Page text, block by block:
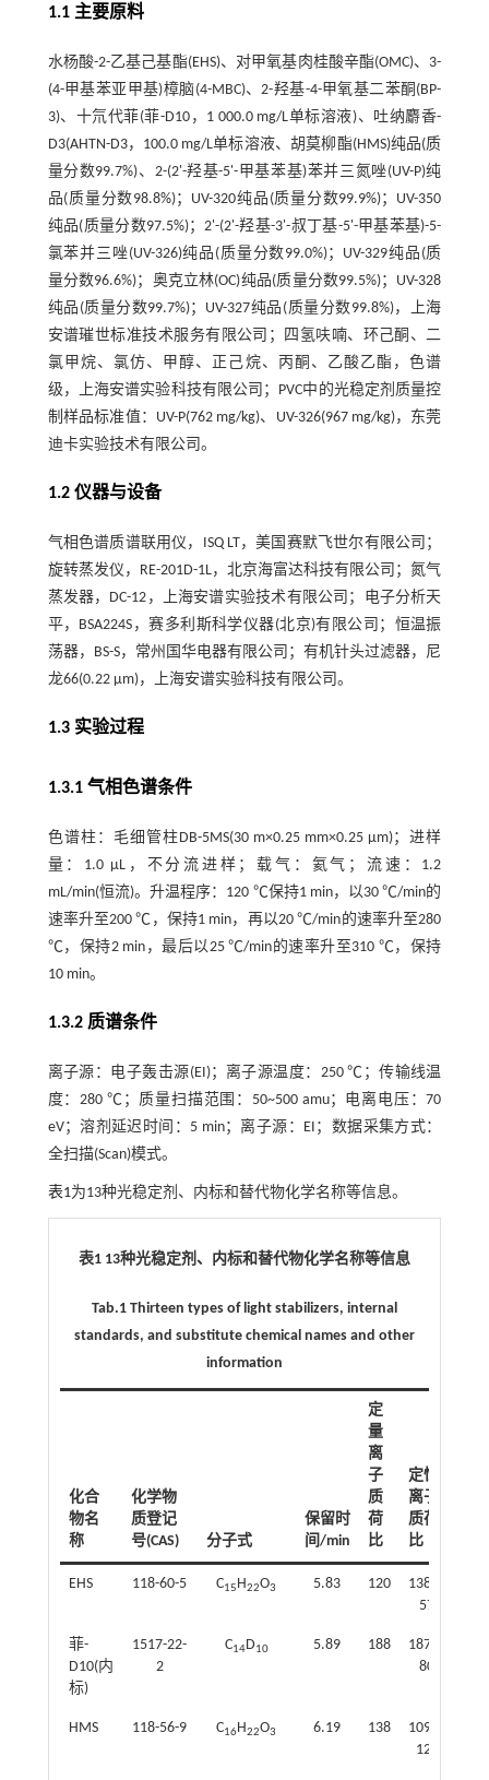
1.1 主要原料
水杨酸-2-乙基己基酯(EHS)、对甲氧基肉桂酸辛酯(OMC)、3-
(4-甲基苯亚甲基)樟脑(4-MBC)、2-羟基-4-甲氧基二苯酮(BP-
3)、十氘代菲(菲-D10，1 000.0 mg/L单标溶液)、吐纳麝香-
D3(AHTN-D3，100.0 mg/L单标溶液、胡莫柳酯(HMS)纯品(质
量分数99.7%)、2-(2'-羟基-5'-甲基苯基)苯并三氮唑(UV-P)纯
品(质量分数98.8%)；UV-320纯品(质量分数99.9%)；UV-350
纯品(质量分数97.5%)；2'-(2'-羟基-3'-叔丁基-5'-甲基苯基)-5-
氯苯并三唑(UV-326)纯品(质量分数99.0%)；UV-329纯品(质
量分数96.6%)；奥克立林(OC)纯品(质量分数99.5%)；UV-328
纯品(质量分数99.7%)；UV-327纯品(质量分数99.8%)，上海
安谱璀世标准技术服务有限公司；四氢呋喃、环己酮、二
氯甲烷、氯仿、甲醇、正己烷、丙酮、乙酸乙酯，色谱
级，上海安谱实验科技有限公司；PVC中的光稳定剂质量控
制样品标准值：UV-P(762 mg/kg)、UV-326(967 mg/kg)，东莞
迪卡实验技术有限公司。
1.2 仪器与设备
气相色谱质谱联用仪，ISQ LT，美国赛默飞世尔有限公司；
旋转蒸发仪，RE-201D-1L，北京海富达科技有限公司；氮气
蒸发器，DC-12，上海安谱实验技术有限公司；电子分析天
平，BSA224S，赛多利斯科学仪器(北京)有限公司；恒温振
荡器，BS-S，常州国华电器有限公司；有机针头过滤器，尼
龙66(0.22 μm)，上海安谱实验科技有限公司。
1.3 实验过程
1.3.1 气相色谱条件
色谱柱：毛细管柱DB-5MS(30 m×0.25 mm×0.25 µm)；进样
量：1.0 µL，不分流进样；载气：氦气；流速：1.2
mL/min(恒流)。升温程序：120 ℃保持1 min，以30 ℃/min的
速率升至200 ℃，保持1 min，再以20 ℃/min的速率升至280
℃，保持2 min，最后以25 ℃/min的速率升至310 ℃，保持
10 min。
1.3.2 质谱条件
离子源：电子轰击源(EI)；离子源温度：250 ℃；传输线温
度：280 ℃；质量扫描范围：50~500 amu；电离电压：70
eV；溶剂延迟时间：5 min；离子源：EI；数据采集方式：
全扫描(Scan)模式。
表1为13种光稳定剂、内标和替代物化学名称等信息。
表1 13种光稳定剂、内标和替代物化学名称等信息
Tab.1 Thirteen types of light stabilizers, internal
standards, and substitute chemical names and other
information
化合
物名
称
化学物
质登记
号(CAS)
分子式
保留时
间/min
定
量
离
子
质
荷
比
定性
离子
质荷
比
EHS 118-60-5 C15H22O3 5.83 120
138；
57
菲-
D10(内
标)
1517-22-
2
C14D10 5.89 188
187；
80
HMS 118-56-9 C16H22O3 6.19 138
109；
120